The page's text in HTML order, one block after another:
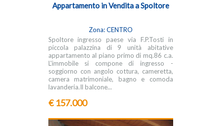
Appartamento in Vendita a Spoltore
Zona: CENTRO
Spoltore ingresso paese via F.P.Tosti in
piccola palazzina di 9 unità abitative
appartamento al piano primo di mq.86 c.a.
L'immobile si compone di ingresso -
soggiorno con angolo cottura, cameretta,
camera matrimoniale, bagno e comoda
lavanderia.Il balcone...
€ 157.000